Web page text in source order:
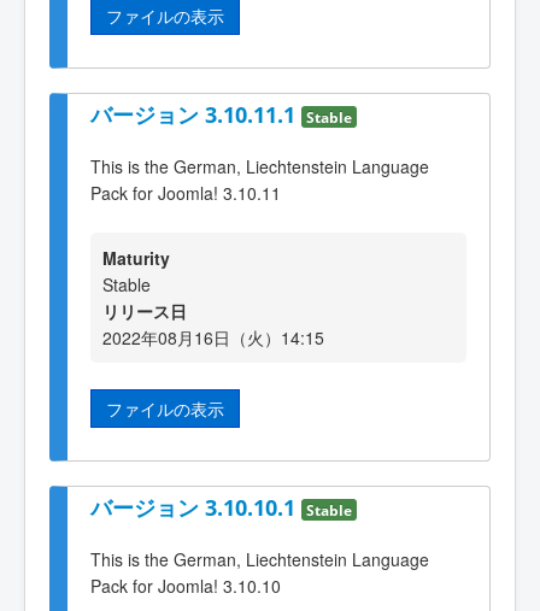
ファイルの表示
バージョン 3.10.11.1 Stable
This is the German, Liechtenstein Language
Pack for Joomla! 3.10.11
Maturity
Stable
リリース日
2022年08月16日（火）14:15
ファイルの表示
バージョン 3.10.10.1 Stable
This is the German, Liechtenstein Language
Pack for Joomla! 3.10.10